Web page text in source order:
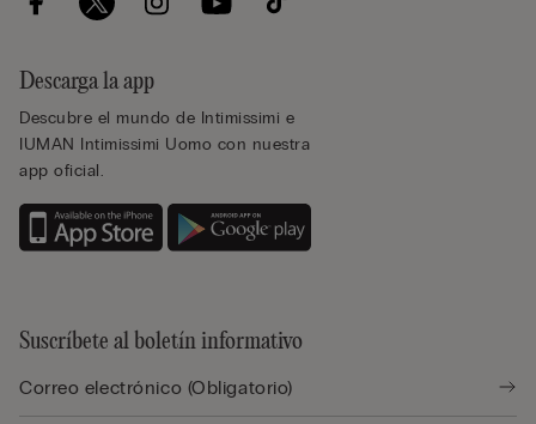
Descarga la app
Descubre el mundo de Intimissimi e
IUMAN Intimissimi Uomo con nuestra
app oficial.
Suscríbete al boletín informativo